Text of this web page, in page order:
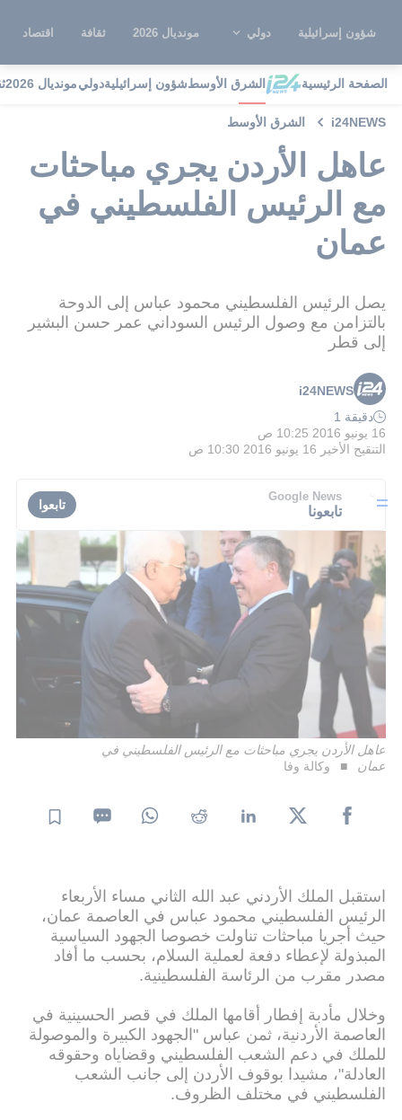
شؤون إسرائيلية دولي مونديال 2026 ثقافة اقتصاد
الصفحة الرئيسية الشرق الأوسطشؤون إسرائيليةدوليمونديال 2026
i24NEWS الشرق الأوسط
عاهل الأردن يجري مباحثات
مع الرئيس الفلسطيني في
عمان
يصل الرئيس الفلسطيني محمود عباس إلى الدوحة
بالتزامن مع وصول الرئيس السوداني عمر حسن البشير
إلى قطر
i24NEWS
دقيقة 1
16 يونيو 2016 10:25 ص
التنقيح الأخير 16 يونيو 2016 10:30 ص
Google News
تابعونا تابعوا
عاهل الأردن يجري مباحثات مع الرئيس الفلسطيني في
عمان
وكالة وفا
استقبل الملك الأردني عبد الله الثاني مساء الأربعاء
الرئيس الفلسطيني محمود عباس في العاصمة عمان،
حيث أجريا مباحثات تناولت خصوصا الجهود السياسية
المبذولة لإعطاء دفعة لعملية السلام، بحسب ما أفاد
مصدر مقرب من الرئاسة الفلسطينية.
وخلال مأدبة إفطار أقامها الملك في قصر الحسينية في
العاصمة الأردنية، ثمن عباس "الجهود الكبيرة والموصولة
للملك في دعم الشعب الفلسطيني وقضاياه وحقوقه
العادلة"، مشيدا بوقوف الأردن إلى جانب الشعب
الفلسطيني في مختلف الظروف.